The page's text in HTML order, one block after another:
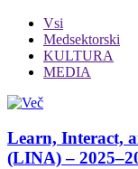
Vsi
Medsektorski
KULTURA
MEDIA
Learn, Interact,
(LINA) –